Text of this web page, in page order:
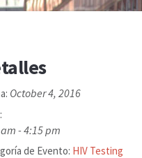
October 4, 2016
- 4:15 pm
de Evento: HIV Testing